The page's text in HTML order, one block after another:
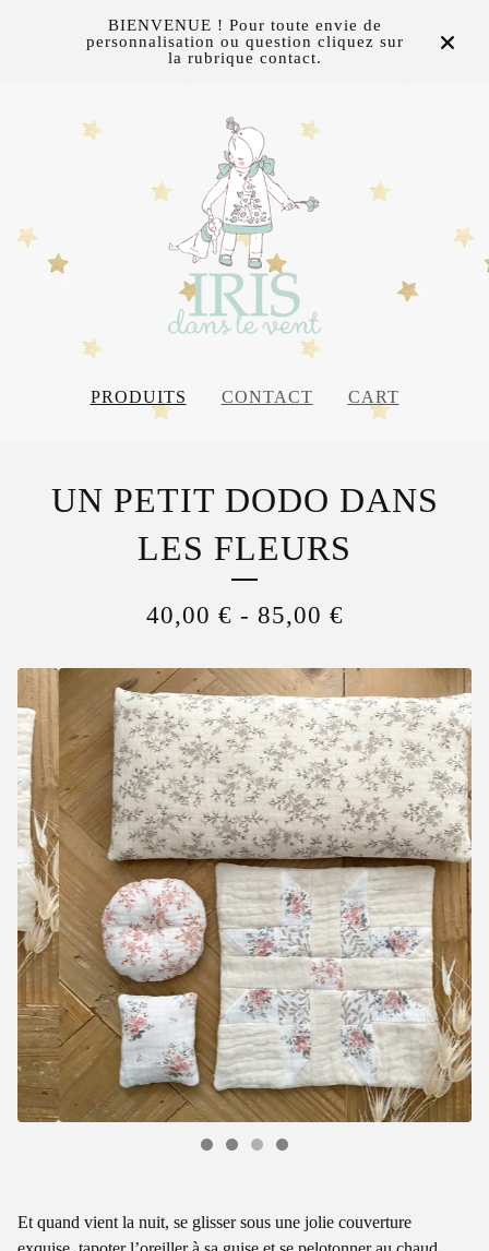
BIENVENUE ! Pour toute envie de
personnalisation ou question cliquez sur
la rubrique contact.
PRODUITS CONTACT CART
UN PETIT DODO DANS
LES FLEURS
40,00 € - 85,00 €
Et quand vient la nuit, se glisser sous une jolie couverture